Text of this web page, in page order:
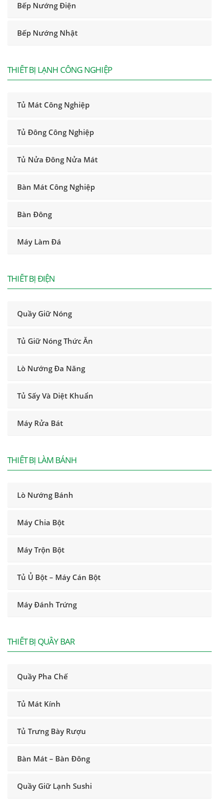
Bếp Nướng Điện
Bếp Nướng Nhật
THIẾT BỊ LẠNH CÔNG NGHIỆP
Tủ Mát Công Nghiệp
Tủ Đông Công Nghiệp
Tủ Nửa Đông Nửa Mát
Bàn Mát Công Nghiệp
Bàn Đông
Máy Làm Đá
THIẾT BỊ ĐIỆN
Quầy Giữ Nóng
Tủ Giữ Nóng Thức Ăn
Lò Nướng Đa Năng
Tủ Sấy Và Diệt Khuẩn
Máy Rửa Bát
THIẾT BỊ LÀM BÁNH
Lò Nướng Bánh
Máy Chia Bột
Máy Trộn Bột
Tủ Ủ Bột – Máy Cán Bột
Máy Đánh Trứng
THIẾT BỊ QUẦY BAR
Quầy Pha Chế
Tủ Mát Kính
Tủ Trưng Bày Rượu
Bàn Mát – Bàn Đông
Quầy Giữ Lạnh Sushi